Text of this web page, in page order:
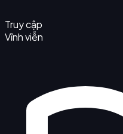
Truy cập
Vĩnh viễn